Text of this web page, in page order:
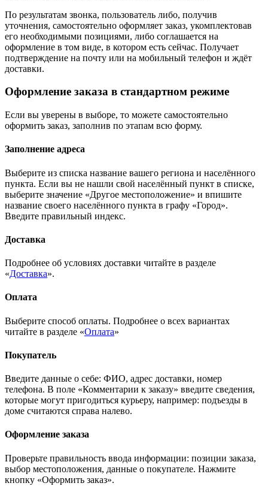
По результатам звонка, пользователь либо, получив
уточнения, самостоятельно оформляет заказ, укомплектовав
его необходимыми позициями, либо соглашается на
оформление в том виде, в котором есть сейчас. Получает
подтверждение на почту или на мобильный телефон и ждёт
доставки.
Оформление заказа в стандартном режиме
Если вы уверены в выборе, то можете самостоятельно
оформить заказ, заполнив по этапам всю форму.
Заполнение адреса
Выберите из списка название вашего региона и населённого
пункта. Если вы не нашли свой населённый пункт в списке,
выберите значение «Другое местоположение» и впишите
название своего населённого пункта в графу «Город».
Введите правильный индекс.
Доставка
Подробнее об условиях доставки читайте в разделе
«Доставка».
Оплата
Выберите способ оплаты. Подробнее о всех вариантах
читайте в разделе «Оплата»
Покупатель
Введите данные о себе: ФИО, адрес доставки, номер
телефона. В поле «Комментарии к заказу» введите сведения,
которые могут пригодиться курьеру, например: подъезды в
доме считаются справа налево.
Оформление заказа
Проверьте правильность ввода информации: позиции заказа,
выбор местоположения, данные о покупателе. Нажмите
кнопку «Оформить заказ».